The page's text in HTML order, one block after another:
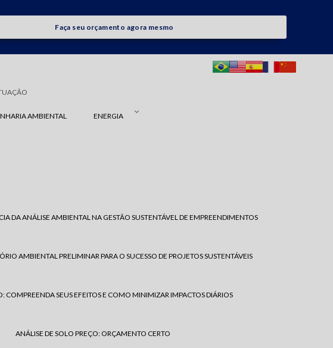
Faça seu orçamento agora mesmo
AMBIENTAL ENERGIA
DA ANÁLISE AMBIENTAL NA GESTÃO SUSTENTÁVEL DE EMPREENDIMENTOS
AMBIENTAL PRELIMINAR PARA O SUCESSO DE PROJETOS SUSTENTÁVEIS
COMPREENDA SEUS EFEITOS E COMO MINIMIZAR IMPACTOS DIÁRIOS
ANÁLISE DE SOLO PREÇO: ORÇAMENTO CERTO